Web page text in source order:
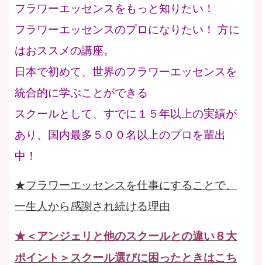
フラワーエッセンスをもっと知りたい！
フラワーエッセンスのプロになりたい！ 方に
はおススメの講座。
日本で初めて、世界のフラワーエッセンスを
統合的に学ぶことができる
スクールとして、すでに１５年以上の実績が
あり、国内最多５００名以上のプロを輩出
中！
★フラワーエッセンスを仕事にすることで、
一生人から感謝され続ける理由
★＜アンジェリと他のスクールとの違い８大
ポイント＞スクール選びに困ったときはこち